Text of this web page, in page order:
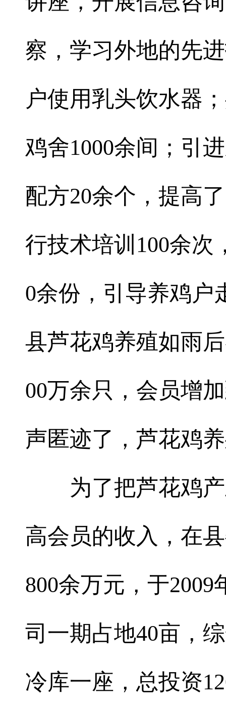
察，学习外地的先
户使用乳头饮水器
鸡舍1000余间；引
配方20余个，提高
行技术培训100余次
0余份，引导养鸡户
县芦花鸡养殖如雨
00万余只，会员增
声匿迹了，芦花鸡
为了把芦花鸡产
高会员的收入，在
800余万元，于
司一期占地40亩，
冷库一座，总投资